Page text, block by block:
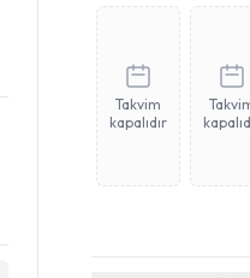
Takvim
kapalıdır